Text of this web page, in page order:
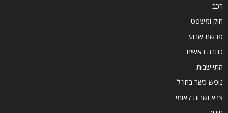
רכב
חוק ומשפט
פרשת שבוע
כתבה ראשית
התיישבות
נופש כשר בחו"ל
צבא ושרות לאומי